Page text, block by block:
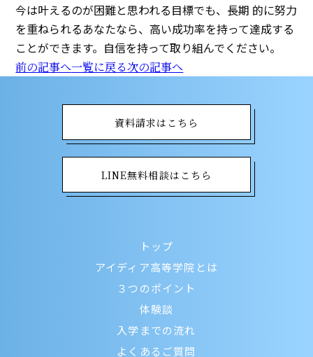
今は叶えるのが困難と思われる目標でも、長期 的に努力
を重ねられるあなたなら、高い成功率を持って達成する
ことができます。自信を持って取り組んでください。
前の記事へ一覧に戻る次の記事へ
資料請求はこちら
LINE無料相談はこちら
トップ
アイディア高等学院とは
３つのポイント
体験談
入学までの流れ
よくあるご質問